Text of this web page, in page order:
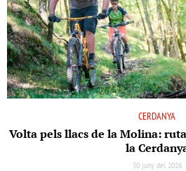
CERDANYA
Volta pels llacs de la Molina:
la
30 juny del 2026